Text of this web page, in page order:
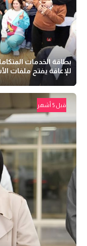
بطاقة الخدمات
للإعاقة يفتح ملفات
قبل 5 أشهر